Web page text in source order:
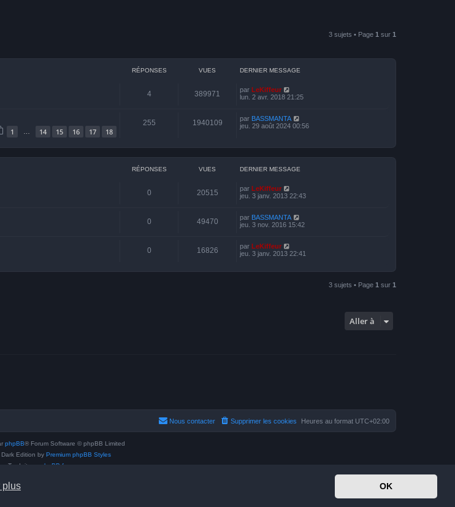
plus OK
3 sujets • Page 1 sur 1
RÉPONSES VUES DERNIER MESSAGE
4 389971 par LeKiffeur
lun. 2 avr. 2018 21:25
1 14 15 16 17 18
255 1940109 par BASSMANTA
jeu. 29 août 2024 00:56
RÉPONSES VUES DERNIER MESSAGE
0 20515 par LeKiffeur
jeu. 3 janv. 2013 22:43
0 49470 par BASSMANTA
jeu. 3 nov. 2016 15:42
0 16826 par LeKiffeur
jeu. 3 janv. 2013 22:41
3 sujets • Page 1 sur 1
Aller à
Heures au format UTC+02:00
Supprimer les cookies
Nous contacter
phpBB® Forum Software © phpBB Limited
Dark Edition by Premium phpBB Styles
Traduit par
phpBB-fr.com